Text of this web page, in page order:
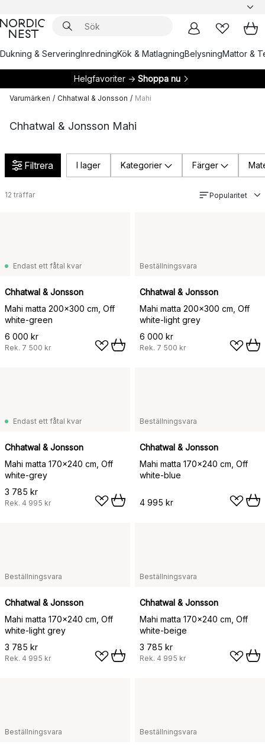
Dukning & ServeringInredningKök & MatlagningBelysningMattor &
Helgfavoriter → Shoppa nu
Varumärken / Chhatwal & Jonsson / Mahi
Chhatwal & Jonsson Mahi
Filtrera I lager Kategorier Färger
12 träffar Popularitet
Endast ett fåtal kvar
Chhatwal & Jonsson
Mahi matta 200x300 cm, Off
white-green
6 000 kr
Rek. 7 500 kr
Beställningsvara
Chhatwal & Jonsson
Mahi matta 200x300 cm, Off
white-light grey
6 000 kr
Rek. 7 500 kr
Endast ett fåtal kvar
Chhatwal & Jonsson
Mahi matta 170x240 cm, Off
white-grey
3 785 kr
Rek. 4 995 kr
Beställningsvara
Chhatwal & Jonsson
Mahi matta 170x240 cm, Off
white-blue
4 995 kr
Beställningsvara
Chhatwal & Jonsson
Mahi matta 170x240 cm, Off
white-light grey
3 785 kr
Rek. 4 995 kr
Beställningsvara
Chhatwal & Jonsson
Mahi matta 170x240 cm, Off
white-beige
3 785 kr
Rek. 4 995 kr
Beställningsvara Beställningsvara